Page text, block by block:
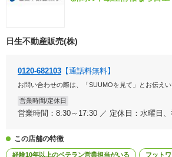
日生不動産販売(株)
0120-682103 【通話料無料】
お問い合わせの際は、「SUUMOを見て」とお伝えい
営業時間/定休日
営業時間：8:30～17:30 ／ 定休日：水曜日
この店舗の特徴
経験10年以上のベテラン営業担当がいる フット